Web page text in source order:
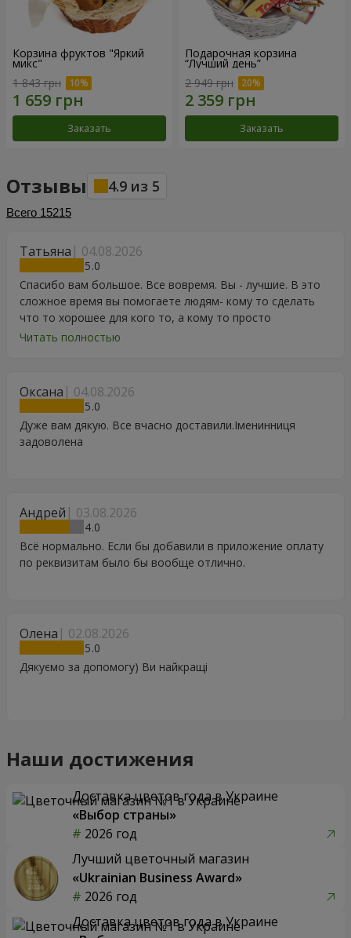
Корзина фруктов "Яркий
микс"
1 843 грн
Заказать
Подарочная корзина
“Лучший день”
2 949 грн
Заказать
Отзывы 4.9 из 5
Всего 15215
Татьяна 04.08.2026
5
Спасибо вам большое. Все вовремя. Вы - лучшие. В это
сложное время вы помогаете людям- кому то сделать
что то хорошее для кого то, а кому то просто
порадоваться цветам, подарку, тортику, поздравлению.
Читать полностью
Оксана 04.08.2026
5
Дуже вам дякую. Все вчасно доставили.Іменинниця
задоволена
Андрей 03.08.2026
4
Всё нормально. Если бы добавили в приложение оплату
по реквизитам было бы вообще отлично.
Олена 02.08.2026
5
Дякуємо за допомогу) Ви найкращі
Наши достижения
Доставка цветов года в Украине
«Выбор страны»
2026 год
Лучший цветочный магазин
«Ukrainian Business Award»
2026 год
Доставка цветов года в Украине